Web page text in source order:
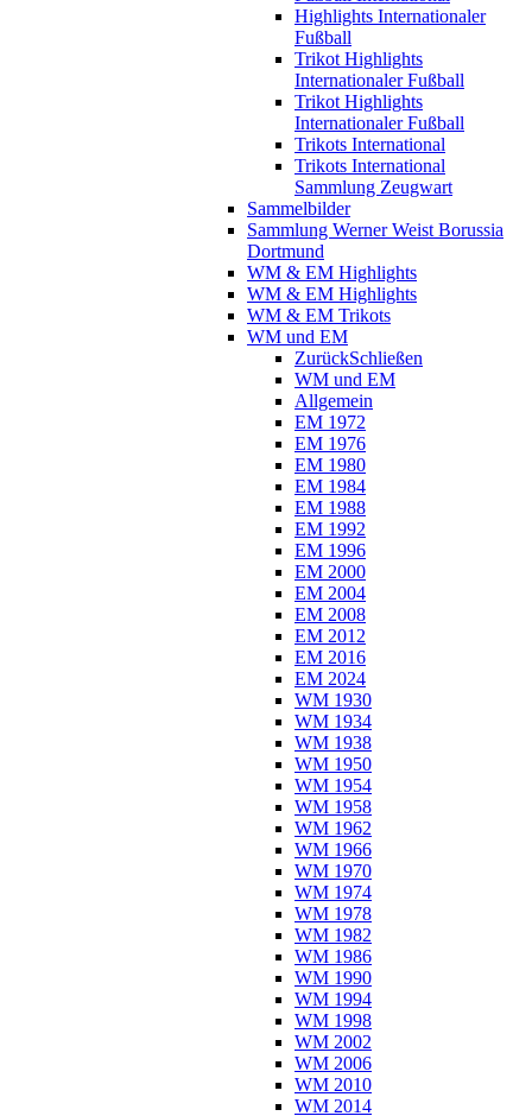
Highlights Internationaler
Fußball
Trikot Highlights
Internationaler Fußball
Trikot Highlights
Internationaler Fußball
Trikots International
Trikots International
Sammlung Zeugwart
Sammelbilder
Sammlung Werner Weist Borussia
Dortmund
WM & EM Highlights
WM & EM Highlights
WM & EM Trikots
WM und EM
ZurückSchließen
WM und EM
Allgemein
EM 1972
EM 1976
EM 1980
EM 1984
EM 1988
EM 1992
EM 1996
EM 2000
EM 2004
EM 2008
EM 2012
EM 2016
EM 2024
WM 1930
WM 1934
WM 1938
WM 1950
WM 1954
WM 1958
WM 1962
WM 1966
WM 1970
WM 1974
WM 1978
WM 1982
WM 1986
WM 1990
WM 1994
WM 1998
WM 2002
WM 2006
WM 2010
WM 2014